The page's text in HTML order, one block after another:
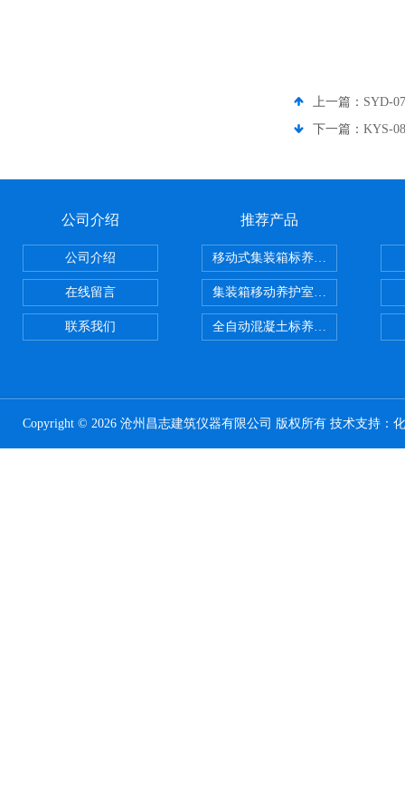
上一篇： SYD-
下一篇： KYS-
公司介绍
公司介绍
在线留言
联系我们
推荐产品
移动式集装箱标养室 养护室设备
集装箱移动养护室 标养室
全自动混凝土标养室恒温恒湿设备
Copyright © 2026 沧州昌志建筑仪器有限公司 版权所有 技术支持：